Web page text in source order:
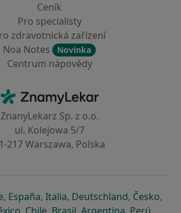
Ceník
Pro specialisty
zdravotnická zařízení
Noa Notes
Novinka
Centrum nápovědy
ZnamyLekar - Hlavní stránka
ZnanyLekarz Sp. z o.o.
ul. Kolejowa 5/7
217 Warszawa, Polska
v nové záložce
se otevře v nové záložce
, Españase otevře v nové záložce
, Italiase otevře v nové záložce
, Deutschlandse otevře v
, Českose
,
v nové záložce
se otevře v nové záložce
se otevře v nové záložce
se otevře v novése otevře v